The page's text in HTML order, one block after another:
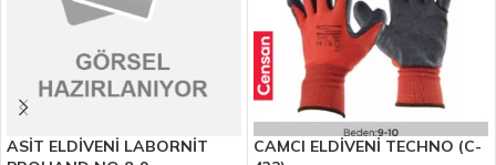
ASİT ELDİVENİ LABORNİT
CAMCI ELDİVENİ TECHNO (C-